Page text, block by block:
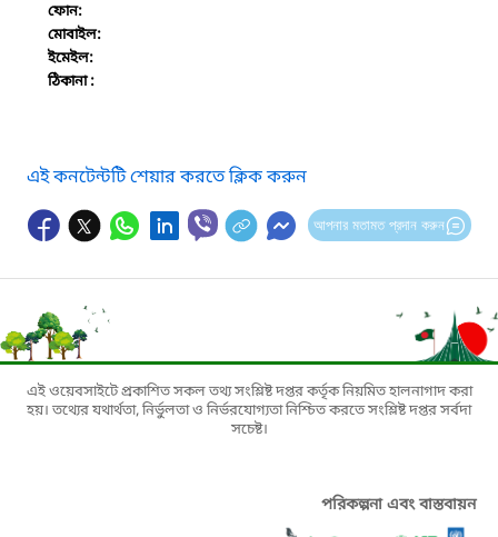
ফোন:
মোবাইল:
ইমেইল:
ঠিকানা :
এই কনটেন্টটি শেয়ার করতে ক্লিক করুন
আপনার মতামত প্রদান করুন
এই ওয়েবসাইটে প্রকাশিত সকল তথ্য সংশ্লিষ্ট দপ্তর কর্তৃক নিয়মিত হালনাগাদ করা
হয়। তথ্যের যথার্থতা, নির্ভুলতা ও নির্ভরযোগ্যতা নিশ্চিত করতে সংশ্লিষ্ট দপ্তর সর্বদা
সচেষ্ট।
পরিকল্পনা এবং বাস্তবায়ন